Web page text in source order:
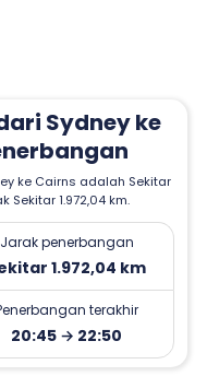
Sydney ke
ke Cairns adalah Sekitar
Sekitar 1.972,04 km.
Jarak penerbangan
1.972,04 km
terakhir
20:45 → 22:50